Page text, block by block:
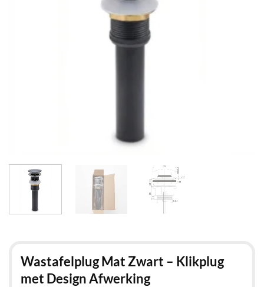
Wastafelplug Mat Zwart – Klikplug
met Design Afwerking